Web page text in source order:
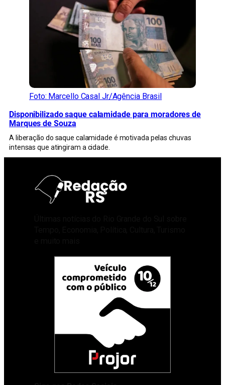
Foto: Marcello Casal Jr/Agência Brasil
Disponibilizado saque calamidade para moradores de
Marques de Souza
A liberação do saque calamidade é motivada pelas chuvas
intensas que atingiram a cidade.